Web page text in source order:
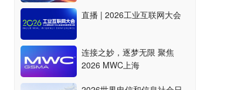
直播 | 2026工业互联网大会
连接之妙，逐梦无限 聚焦
2026 MWC上海